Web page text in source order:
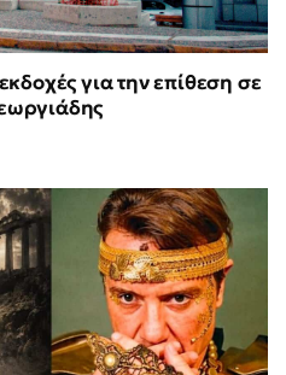
για την επίθεση σε